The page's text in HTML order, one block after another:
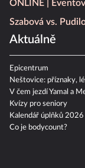
ONLINE
Szabová vs.
Aktuálně
Epicentrum
Neštovice: příznaky,
V čem jezdí Yamal a
Kvízy pro seniory
Kalendář úplňků 2026
Co je bodycount?